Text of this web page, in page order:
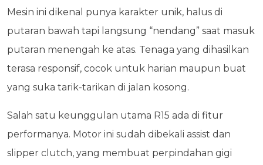
Mesin ini dikenal punya karakter unik, halus di
putaran bawah tapi langsung “nendang” saat masuk
putaran menengah ke atas. Tenaga yang dihasilkan
terasa responsif, cocok untuk harian maupun buat
yang suka tarik-tarikan di jalan kosong.
Salah satu keunggulan utama R15 ada di fitur
performanya. Motor ini sudah dibekali assist dan
slipper clutch, yang membuat perpindahan gigi